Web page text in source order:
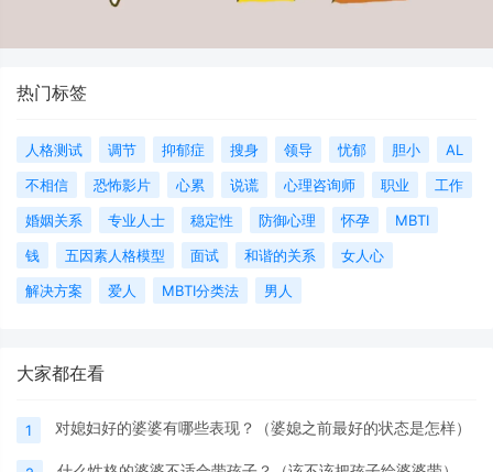
热门标签
人格测试 调节 抑郁症 搜身 领导 忧郁 胆小
AL
不相信
恐怖影片 心累 说谎 心理咨询师 职业
工作
婚姻关系
专业人士 稳定性 防御心理 怀孕
MBTI
钱
五因素人格模型 面试 和谐的关系
女人心
解决方案
爱人 MBTI分类法 男人
大家都在看
1 对媳妇好的婆婆有哪些表现？（婆媳之前最好的状态是怎样）